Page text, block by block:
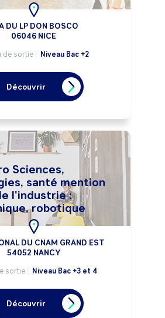
DU LP DON BOSCO
06046 NICE
de sortie : Niveau Bac +2
Découvrir
Sciences,
santé mention
l'industrie :
robotique
DU CNAM GRAND EST
54052 NANCY
sortie : Niveau Bac +3 et 4
Découvrir